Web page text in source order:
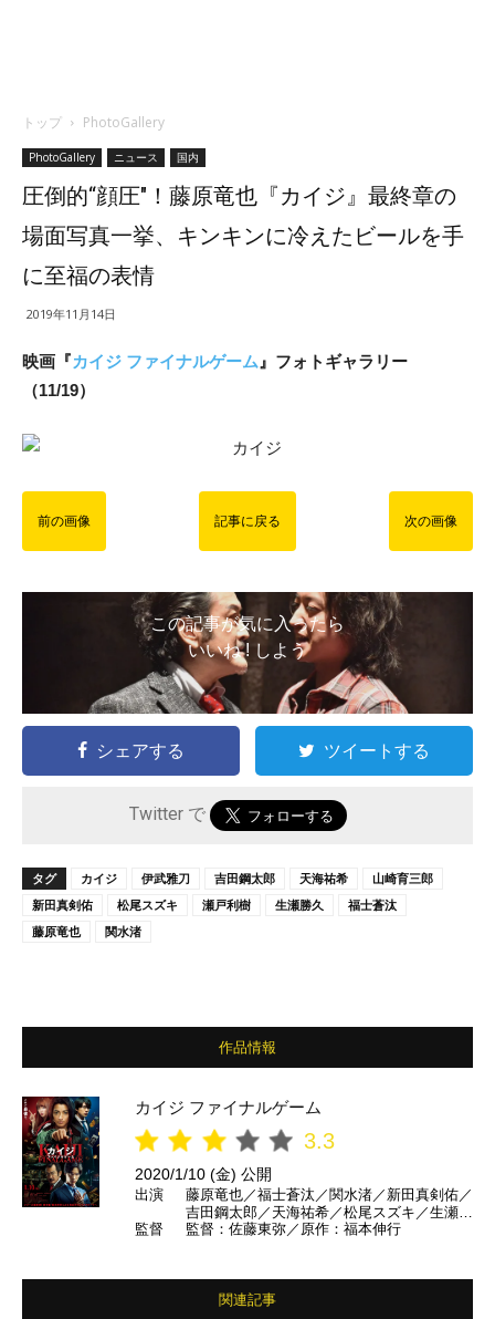
トップ PhotoGallery
PhotoGallery ニュース 国内
圧倒的“顔圧″！藤原竜也『カイジ』最終章の
場面写真一挙、キンキンに冷えたビールを手
に至福の表情
2019年11月14日
映画『カイジ ファイナルゲーム 』フォトギャラリー
（11/19）
前の画像 記事に戻る 次の画像
この記事が気に入ったら
いいね ! しよう
シェアする ツイートする
Twitter で
タグ カイジ 伊武雅刀 吉田鋼太郎 天海祐希
山崎育三郎
新田真剣佑
松尾スズキ 瀬戸利樹 生瀬勝久
福士蒼汰
藤原竜也
関水渚
作品情報
カイジ ファイナルゲーム
3.3
2020/1/10 (金) 公開
出演
藤原竜也／福士蒼汰／関水渚／新田真剣佑／
吉田鋼太郎／天海祐希／松尾スズキ／生瀬勝
久／山崎育三郎／瀬戸利樹／伊武雅刀 ほか
監督 監督：佐藤東弥／原作：福本伸行
関連記事